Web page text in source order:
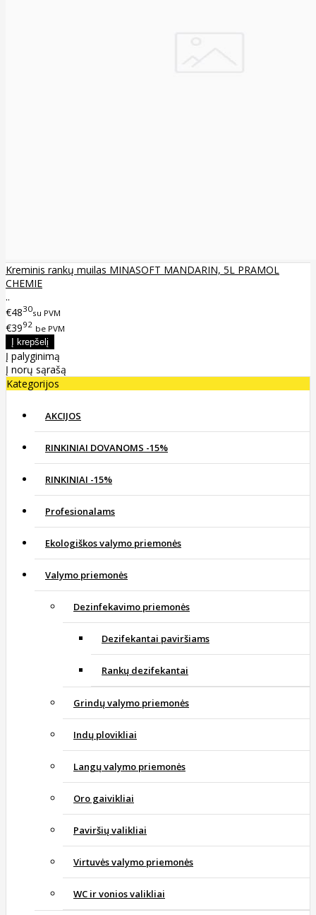
Kreminis rankų muilas MINASOFT MANDARIN, 5L PRAMOL
CHEMIE
..
€4830su PVM
€3992 be PVM
Į palyginimą
Į norų sąrašą
Kategorijos
AKCIJOS
RINKINIAI DOVANOMS -15%
RINKINIAI -15%
Profesionalams
Ekologiškos valymo priemonės
Valymo priemonės
Dezinfekavimo priemonės
Dezifekantai paviršiams
Rankų dezifekantai
Grindų valymo priemonės
Indų plovikliai
Langų valymo priemonės
Oro gaivikliai
Paviršių valikliai
Virtuvės valymo priemonės
WC ir vonios valikliai